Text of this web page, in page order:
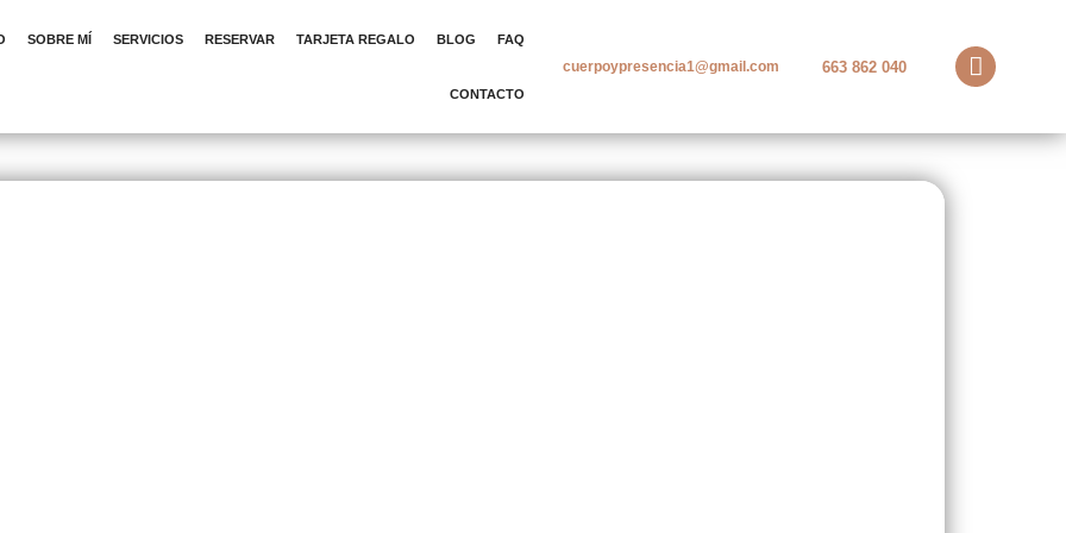
SOBRE MÍ SERVICIOS RESERVAR TARJETA REGALO BLOG FAQ
CONTACTO
cuerpoypresencia1@gmail.com 663 862 040